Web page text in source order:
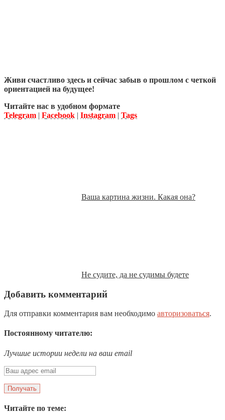
Живи счастливо здесь и сейчас забыв о прошлом с четкой
ориентацией на будущее!
Читайте нас в удобном формате
Telegram | Facebook | Instagram | Tags
Ваша картина жизни. Какая она?
Не судите, да не судимы будете
Добавить комментарий
Для отправки комментария вам необходимо авторизоваться.
Постоянному читателю:
Лучшие истории недели на ваш email
Читайте по теме: